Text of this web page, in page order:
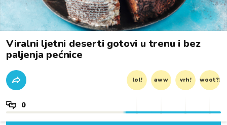
Viralni ljetni deserti gotovi u trenu i bez
paljenja pećnice
lol! aww vrh! woot?!
0